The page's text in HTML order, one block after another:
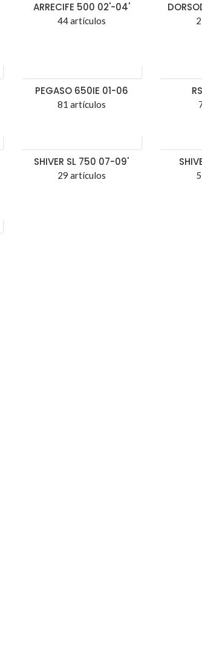
ARRECIFE 500 02'-04'
44 artículos
PEGASO 650IE 01-06
81 artículos
SHIVER SL 750 07-09'
29 artículos